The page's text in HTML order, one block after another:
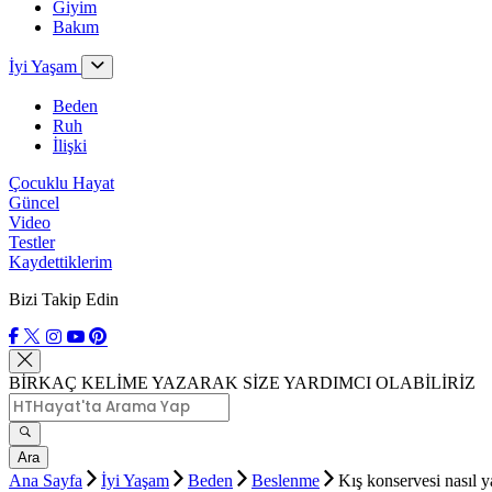
Giyim
Bakım
İyi Yaşam
Beden
Ruh
İlişki
Çocuklu Hayat
Güncel
Video
Testler
Kaydettiklerim
Bizi Takip Edin
BİRKAÇ KELİME YAZARAK SİZE YARDIMCI OLABİLİRİZ
Ara
Ana Sayfa İyi Yaşam Beden Beslenme
Kış konservesi nasıl